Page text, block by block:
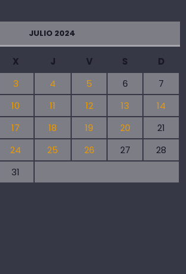
JULIO 2024
X J V S
D
3 4 5 6
7
10 11 12 13
14
17 18 19 20
21
24 25 26 27
28
31